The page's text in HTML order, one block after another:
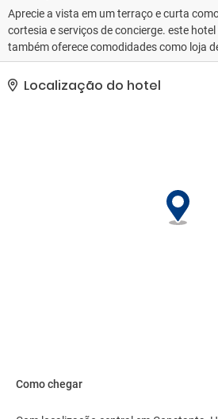
Aprecie a vista em um terraço e curta
cortesia e serviços de concierge. este
também oferece comodidades como loja
jornal, TV na área comum e salão de
presentes incluem acesso grátis à internet
center 24 horas e serviço de limusine/
Localização do hotel
Como chegar